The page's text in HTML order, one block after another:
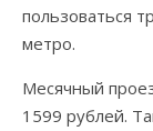
пользоваться
метро.
Месячный
1599 рублей.